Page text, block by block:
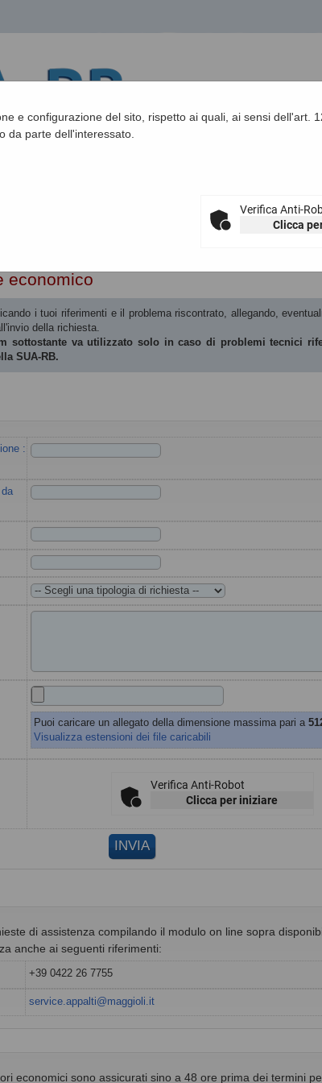
e configurazione del sito, rispetto ai quali, ai sensi dell'art.
da parte dell'interessato.
Verifica Anti-
Clicca
economico
i tuoi riferimenti e il problema riscontrato, allegando,
della richiesta.
sottostante va utilizzato solo in caso di problemi tecnici
SUA-RB.
:
Puoi caricare un allegato della dimensione massima pari a
Visualizza estensioni dei file caricabili
Verifica Anti-Robot
Clicca per iniziare
di assistenza compilando il modulo on line sopra
anche ai seguenti riferimenti:
+39 0422 26 7755
service.appalti@maggioli.it
economici sono assicurati sino a 48 ore prima dei termini